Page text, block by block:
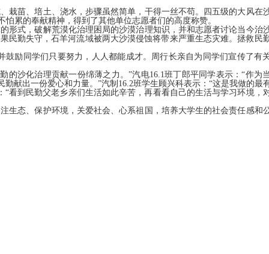
栽苗、培土、浇水，步骤虽然简单，干得一丝不苟。四五级的大风在
累的奉献精神，得到了其他单位志愿者们的高度称赞。
形式，破解荒漠化治理困局的沙漠治理知识，并和志愿者讨论当今治
民勤失守，石羊河流域被两大沙漠侵蚀将带来严重生态灾难。拯救民
励同学们只要努力，人人都能成才。周行长亲自为同学们宣传了有
沙化治理贡献一份绵薄之力。”汽电16.1班丁郎平同学表示：“作为
献出一份爱心和力量。”汽制16.2班学生顾兴科表示：“这是我做的最
看到民勤父老乡亲们生活如此辛苦，再看看自己的生活与学习环境，
生态、保护环境，关爱社会、心系祖国，培养大学生的社会责任感和